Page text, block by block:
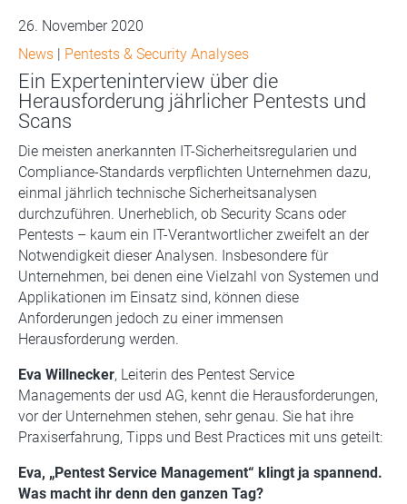
26. November 2020
News
Pentests & Security Analyses
Ein Experteninterview über die
Herausforderung jährlicher Pentests und
Scans
Die meisten anerkannten IT-Sicherheitsregularien und
Compliance-Standards verpflichten Unternehmen dazu,
einmal jährlich technische Sicherheitsanalysen
durchzuführen. Unerheblich, ob Security Scans oder
Pentests – kaum ein IT-Verantwortlicher zweifelt an der
Notwendigkeit dieser Analysen. Insbesondere für
Unternehmen, bei denen eine Vielzahl von Systemen und
Applikationen im Einsatz sind, können diese
Anforderungen jedoch zu einer immensen
Herausforderung werden.
Eva Willnecker, Leiterin des Pentest Service
Managements der usd AG, kennt die Herausforderungen,
vor der Unternehmen stehen, sehr genau. Sie hat ihre
Praxiserfahrung, Tipps und Best Practices mit uns geteilt:
Eva, „Pentest Service Management“ klingt ja spannend.
Was macht ihr denn den ganzen Tag?